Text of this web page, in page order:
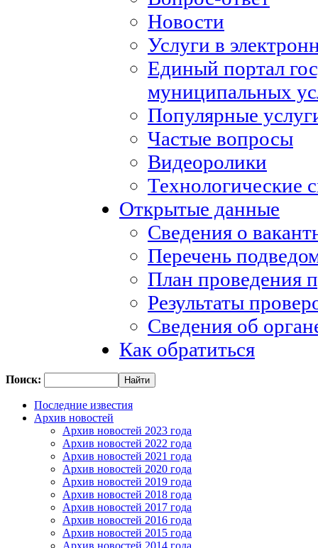
Новости
Услуги в
Единый портал
муниципальных
Популярные
Частые вопросы
Видеоролики
Технологические
Открытые данные
Сведения о
Перечень
План
Результаты
Сведения об
Как обратиться
Поиск:
Последние известия
Архив новостей
Архив новостей 2023 года
Архив новостей 2022 года
Архив новостей 2021 года
Архив новостей 2020 года
Архив новостей 2019 года
Архив новостей 2018 года
Архив новостей 2017 года
Архив новостей 2016 года
Архив новостей 2015 года
Архив новостей 2014 года